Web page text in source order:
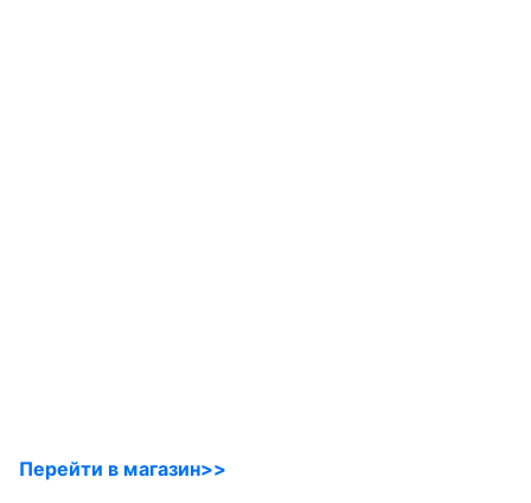
Перейти в магазин>>